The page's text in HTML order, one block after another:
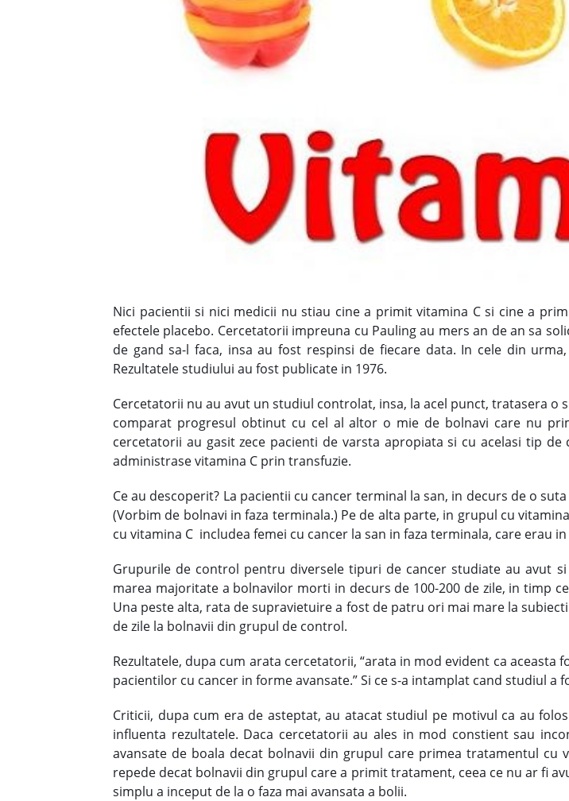
Nici pacientii si nici medicii nu stiau cine a primit vitamina C si cine a
efectele placebo. Cercetatorii impreuna cu Pauling au mers an de an sa
de gand sa-l faca, insa au fost respinsi de fiecare data. In cele din
Rezultatele studiului au fost publicate in 1976.
Cercetatorii nu au avut un studiul controlat, insa, la acel punct, tratasera o
comparat progresul obtinut cu cel al altor o mie de bolnavi care nu
cercetatorii au gasit zece pacienti de varsta apropiata si cu acelasi tip
administrase vitamina C prin transfuzie.
Ce au descoperit? La pacientii cu cancer terminal la san, in decurs de o
(Vorbim de bolnavi in faza terminala.) Pe de alta parte, in grupul cu
cu vitamina C includea femei cu cancer la san in faza terminala, care erau
Grupurile de control pentru diversele tipuri de cancer studiate au avut
marea majoritate a bolnavilor morti in decurs de 100-200 de zile, in timp
Una peste alta, rata de supravietuire a fost de patru ori mai mare la
de zile la bolnavii din grupul de control.
Rezultatele, dupa cum arata cercetatorii, “arata in mod evident ca
pacientilor cu cancer in forme avansate.” Si ce s-a intamplat cand studiul a
Criticii, dupa cum era de asteptat, au atacat studiul pe motivul ca au
influenta rezultatele. Daca cercetatorii au ales in mod constient sau
avansate de boala decat bolnavii din grupul care primea tratamentul
repede decat bolnavii din grupul care a primit tratament, ceea ce nu ar fi
simplu a inceput de la o faza mai avansata a bolii.